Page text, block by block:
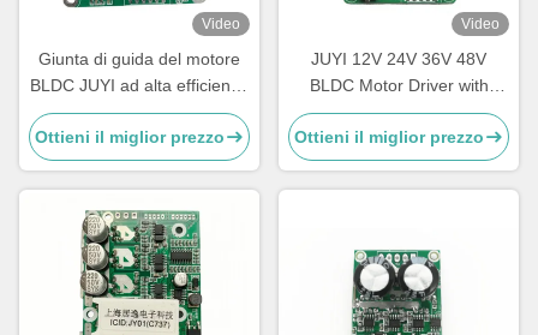
Video
Giunta di guida del motore
BLDC JUYI ad alta efficienza
energetica 12V 24V 48V con
funzione di freno
Ottieni il miglior prezzo
Video
JUYI 12V 24V 36V 48V
BLDC Motor Driver with
JY01 IC and Wide Voltage
Compatibility for 10A Current
Ottieni il miglior prezzo